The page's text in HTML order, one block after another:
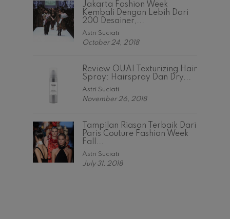
Jakarta Fashion Week
Kembali Dengan Lebih Dari
200 Desainer,...
Astri Suciati
October 24, 2018
Review OUAI Texturizing Hair
Spray: Hairspray Dan Dry...
Astri Suciati
November 26, 2018
Tampilan Riasan Terbaik Dari
Paris Couture Fashion Week
Fall...
Astri Suciati
July 31, 2018